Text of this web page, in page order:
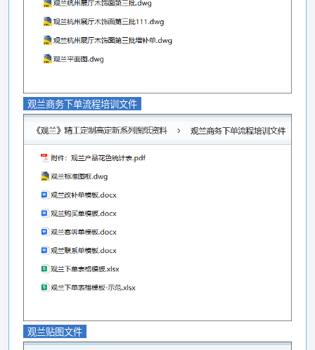
观兰商务下单流程培训文件
观兰贴图文件